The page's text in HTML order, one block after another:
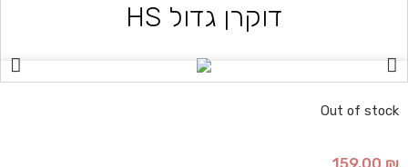
דוקרן גדול HS
Out of stock
159.00 ₪